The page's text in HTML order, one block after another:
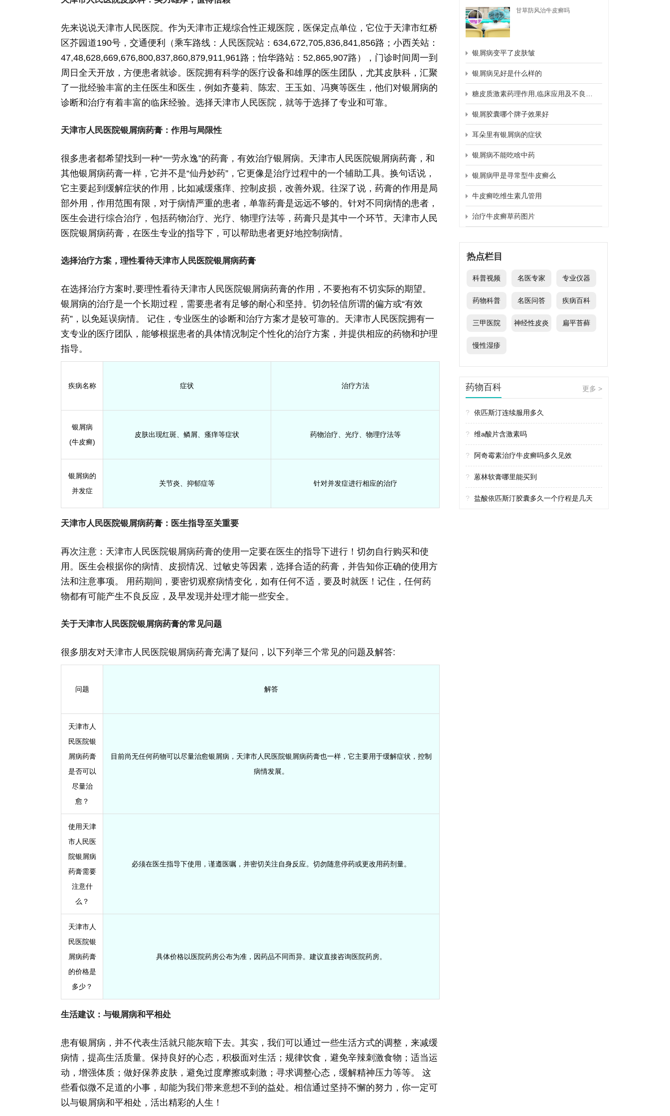
先来说说天津市人民医院。作为天津市正规综合性正规医院，医保定点单位，它位于天津市红桥
区芥园道190号，交通便利（乘车路线：人民医院站：634,672,705,836,841,856路；小西关站：
47,48,628,669,676,800,837,860,879,911,961路；怡华路站：52,865,907路），门诊时间周一到
周日全天开放，方便患者就诊。医院拥有科学的医疗设备和雄厚的医生团队，尤其皮肤科，汇聚
了一批经验丰富的主任医生和医生，例如齐蔓莉、陈宏、王玉如、冯爽等医生，他们对银屑病的
诊断和治疗有着丰富的临床经验。选择天津市人民医院，就等于选择了专业和可靠。
天津市人民医院银屑病药膏：作用与局限性
很多患者都希望找到一种“一劳永逸”的药膏，有效治疗银屑病。天津市人民医院银屑病药膏，和
其他银屑病药膏一样，它并不是“仙丹妙药”，它更像是治疗过程中的一个辅助工具。换句话说，
它主要起到缓解症状的作用，比如减缓瘙痒、控制皮损，改善外观。往深了说，药膏的作用是局
部外用，作用范围有限，对于病情严重的患者，单靠药膏是远远不够的。针对不同病情的患者，
医生会进行综合治疗，包括药物治疗、光疗、物理疗法等，药膏只是其中一个环节。天津市人民
医院银屑病药膏，在医生专业的指导下，可以帮助患者更好地控制病情。
选择治疗方案，理性看待天津市人民医院银屑病药膏
在选择治疗方案时,要理性看待天津市人民医院银屑病药膏的作用，不要抱有不切实际的期望。
银屑病的治疗是一个长期过程，需要患者有足够的耐心和坚持。切勿轻信所谓的偏方或“有效
药”，以免延误病情。 记住，专业医生的诊断和治疗方案才是较可靠的。天津市人民医院拥有一
支专业的医疗团队，能够根据患者的具体情况制定个性化的治疗方案，并提供相应的药物和护理
指导。
疾病名称 症状 治疗方法
银屑病
(牛皮癣)
皮肤出现红斑、鳞屑、瘙痒等症状 药物治疗、光疗、物理疗法等
银屑病的
并发症
关节炎、抑郁症等 针对并发症进行相应的治疗
天津市人民医院银屑病药膏：医生指导至关重要
再次注意：天津市人民医院银屑病药膏的使用一定要在医生的指导下进行！切勿自行购买和使
用。医生会根据你的病情、皮损情况、过敏史等因素，选择合适的药膏，并告知你正确的使用方
法和注意事项。 用药期间，要密切观察病情变化，如有任何不适，要及时就医！记住，任何药
物都有可能产生不良反应，及早发现并处理才能一些安全。
关于天津市人民医院银屑病药膏的常见问题
很多朋友对天津市人民医院银屑病药膏充满了疑问，以下列举三个常见的问题及解答:
问题 解答
天津市人
民医院银
屑病药膏
是否可以
尽量治
愈？
目前尚无任何药物可以尽量治愈银屑病，天津市人民医院银屑病药膏也一样，它主要用于缓解症状，控制
病情发展。
使用天津
市人民医
院银屑病
药膏需要
注意什
么？
必须在医生指导下使用，谨遵医嘱，并密切关注自身反应。切勿随意停药或更改用药剂量。
天津市人
民医院银
屑病药膏
的价格是
多少？
具体价格以医院药房公布为准，因药品不同而异。建议直接咨询医院药房。
生活建议：与银屑病和平相处
患有银屑病，并不代表生活就只能灰暗下去。其实，我们可以通过一些生活方式的调整，来减缓
病情，提高生活质量。保持良好的心态，积极面对生活；规律饮食，避免辛辣刺激食物；适当运
动，增强体质；做好保养皮肤，避免过度摩擦或刺激；寻求调整心态，缓解精神压力等等。 这
些看似微不足道的小事，却能为我们带来意想不到的益处。相信通过坚持不懈的努力，你一定可
以与银屑病和平相处，活出精彩的人生！
甘草防风治牛皮癣吗
银屑病变平了皮肤皱
银屑病见好是什么样的
银屑胶囊哪个牌子效果好
耳朵里有银屑病的症状
银屑病不能吃啥中药
银屑病甲是寻常型牛皮癣么
牛皮癣吃维生素几管用
治疗牛皮癣草药图片
热点栏目
科普视频 名医专家 专业仪器
药物科普 名医问答 疾病百科
三甲医院 神经性皮炎 扁平苔藓
慢性湿疹
药物百科 更多 >
? 依匹斯汀连续服用多久
? 维a酸片含激素吗
? 阿奇霉素治疗牛皮癣吗多久见效
? 蒽林软膏哪里能买到
? 盐酸依匹斯汀胶囊多久一个疗程是几天